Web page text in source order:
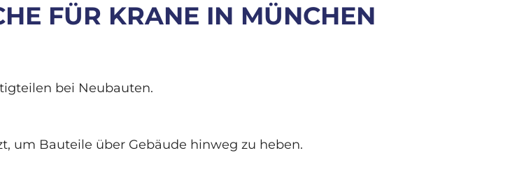
FÜR KRANE IN MÜNCHEN
bei Neubauten.
um Bauteile über Gebäude hinweg zu heben.